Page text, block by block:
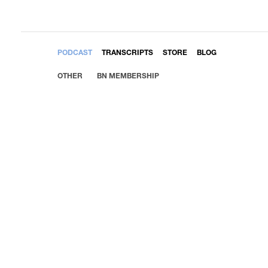
PODCAST TRANSCRIPTS STORE BLOG
OTHER BN MEMBERSHIP